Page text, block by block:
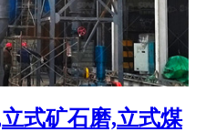
式矿石磨,立式煤